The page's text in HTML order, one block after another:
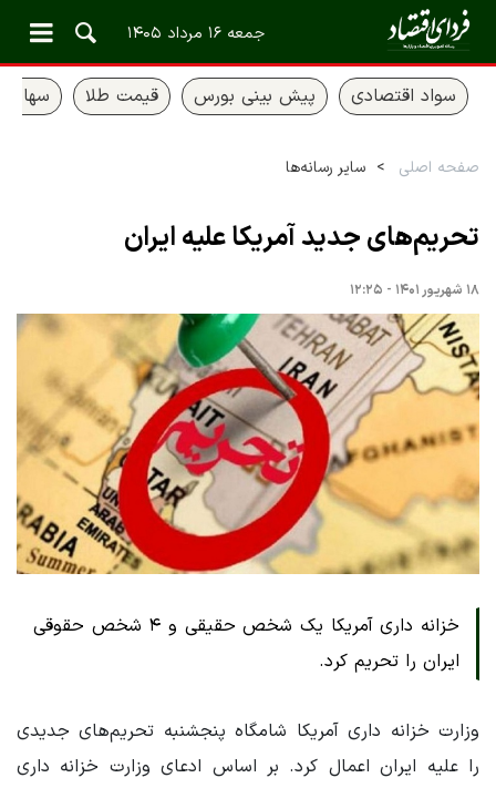
جمعه ۱۶ مرداد ۱۴۰۵
سواد اقتصادی پیش بینی بورس قیمت طلا سهام
صفحه اصلی سایر رسانه‌ها
تحریم‌های جدید آمریکا علیه ایران
۱۸ شهریور ۱۴۰۱ - ۱۲:۲۵
خزانه داری آمریکا یک شخص حقیقی و ۴ شخص حقوقی
ایران را تحریم کرد.
وزارت خزانه داری آمریکا شامگاه پنجشنبه تحریم‌های جدیدی
را علیه ایران اعمال کرد. بر اساس ادعای وزارت خزانه داری